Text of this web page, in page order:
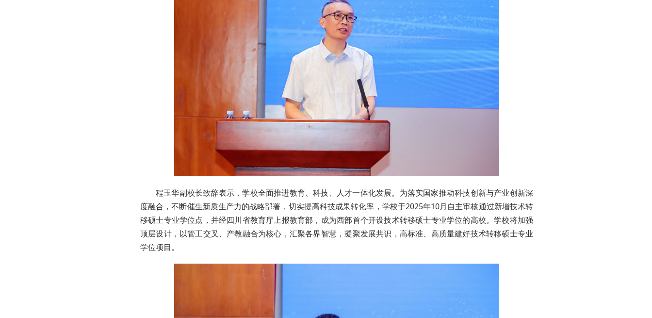
程玉华副校长致辞表示，学校全面推进教育、科技、人才一体化发展。为落实国家推动科技创新与产业创新深
度融合，不断催生新质生产力的战略部署，切实提高科技成果转化率，学校于2025年10月自主审核通过新增技术转
移硕士专业学位点，并经四川省教育厅上报教育部，成为西部首个开设技术转移硕士专业学位的高校。学校将加强
顶层设计，以管工交叉、产教融合为核心，汇聚各界智慧，凝聚发展共识，高标准、高质量建好技术转移硕士专业
学位项目。